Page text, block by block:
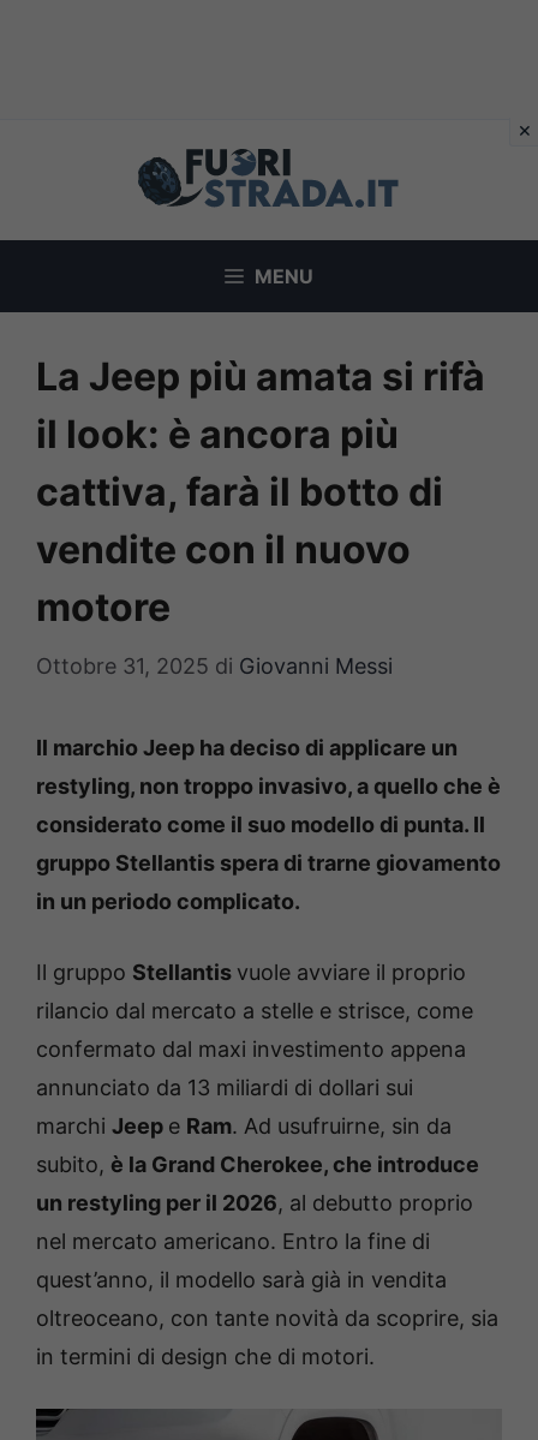
MENU
La Jeep più amata si rifà
il look: è ancora più
cattiva, farà il botto di
vendite con il nuovo
motore
Ottobre 31, 2025 di Giovanni Messi
Il marchio Jeep ha deciso di applicare un
restyling, non troppo invasivo, a quello che è
considerato come il suo modello di punta. Il
gruppo Stellantis spera di trarne giovamento
in un periodo complicato.
Il gruppo Stellantis vuole avviare il proprio
rilancio dal mercato a stelle e strisce, come
confermato dal maxi investimento appena
annunciato da 13 miliardi di dollari sui
marchi Jeep e Ram. Ad usufruirne, sin da
subito, è la Grand Cherokee, che introduce
un restyling per il 2026, al debutto proprio
nel mercato americano. Entro la fine di
quest’anno, il modello sarà già in vendita
oltreoceano, con tante novità da scoprire, sia
in termini di design che di motori.